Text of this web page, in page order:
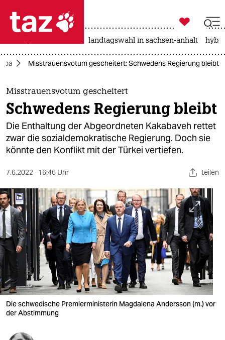
 taz zahl ich
taz zahl ich
themen
politik
öko
sport
berlin
nord
wahrheit
verlag
verlag
veranstaltungen

taz zahl ich
landtagswahl in sachsen-anhalt
Misstrauensvotum gescheitert: Schwedens Regierung bleibt
Misstrauensvotum gescheitert
Schwedens Regierung bleibt
Die Enthaltung der Abgeordneten Kakabaveh rettet
zwar die sozialdemokratische Regierung. Doch sie
könnte den Konflikt mit der Türkei vertiefen.
7.6.2022 16:46 Uhr teilen
Die schwedische Premierministerin Magdalena Andersson (m.) vor
der Abstimmung